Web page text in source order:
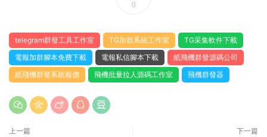
0
telegram群發工具工作室 TG加群系統工作室
TG采集軟件下載
電報加群腳本免費下載
電報私信腳本下載
紙飛機群發源碼公司
紙飛機群發系統報價
飛機批量拉人源碼工作室 飛機群發器
上一篇 下一篇